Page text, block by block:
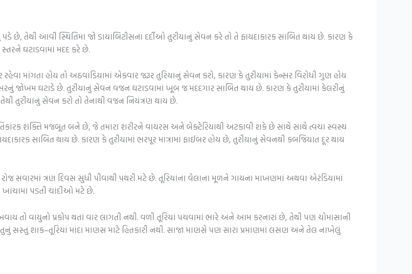
છે, તેથી આવી સ્થિતિમાં જો ડાયાબિટીસના દર્દીઓ તુરીયાનું સેવન કરે તો તે ફાયદાકારક સાબિત થાય છે. કારણ કે
ઘટાડવામાં મદદ કરે છે.
માંગતા હોય તો અઠવાડિયામાં એકવાર જરૂર તુરિયાનું સેવન કરો, કારણ કે તુરીયામાં કેન્સર વિરોધી ગુણ હોય
જોખમ ઘટાડે છે. તુરીયાનું સેવન વજન ઘટાડવામાં ખૂબ જ મદદગાર સાબિત થાય છે. કારણ કેતુરીયામાં કેલરીનું
તુરીયાનું સેવન કરો તો તેનાથી વજન નિયંત્રણ થાય છે.
શક્તિ મજબૂત બને છે, જે તમારા શરીરને વાયરસ અને બેક્ટેરિયાથી અટકાવી શકે છે સાથે સાથે ત્વચા સ્વસ્થ
સાબિત થાય છે. કારણ કેતુરીયામાં ભરપૂર માત્રામાં ફાઈબર હોય છે, તુરીયાનું સેવનથી કબજિયાત દૂર થાય
સવારમાં ત્રણ દિવસ સુધી પીવાથી પથરી મટે છે. તૂરિયાંના વેલાના મૂળને ગાયના માખણમાં અથવા એરંડિયામાં
પડતી ચાંદીઓ મટે છે.
તો વાયુનો પ્રકોપ થતાં વાર લાગતી નથી. વળી તૂરિયાં પચવામાં ભારે અને આમ કરનારાં છે, તેથી પણ ચોમાસાની
સસ્તું શાક–તૂરિયાં માંદા માણસ માટે હિતકારી નથી. સાજા માણસે પણ સારા પ્રમાણમાં લસણ અને તેલ નાખેલું